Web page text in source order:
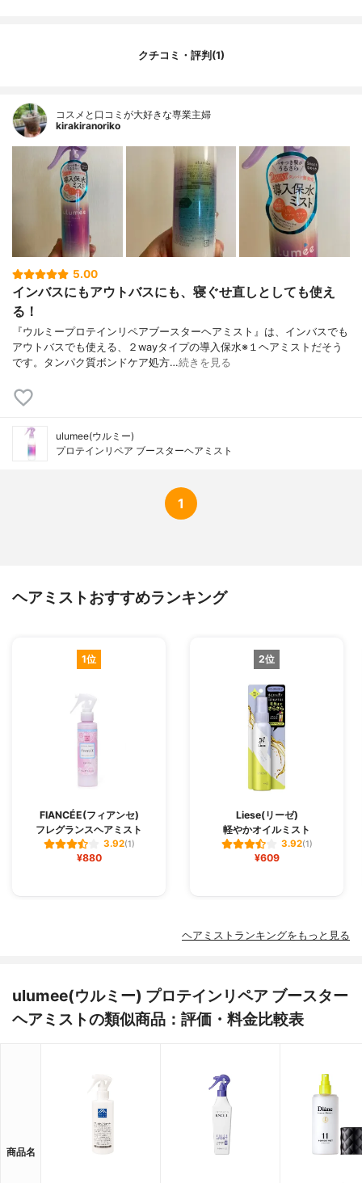
クチコミ・評判(1)
コスメと口コミが大好きな専業主婦
kirakiranoriko
5.00
インバスにもアウトバスにも、寝ぐせ直しとしても使え
る！
『ウルミープロテインリペアブースターヘアミスト』は、インバスでも
アウトバスでも使える、２wayタイプの導入保水※１ヘアミストだそう
です。タンパク質ボンドケア処方…続きを見る
ulumee(ウルミー)
プロテインリペア ブースターヘアミスト
1
ヘアミストおすすめランキング
1位
FIANCÉE(フィアンセ)
フレグランスヘアミスト
3.92(1)
¥880
2位
Liese(リーゼ)
軽やかオイルミスト
3.92(1)
¥609
ヘアミストランキングをもっと見る
ulumee(ウルミー) プロテインリペア ブースター
ヘアミストの類似商品：評価・料金比較表
商品名